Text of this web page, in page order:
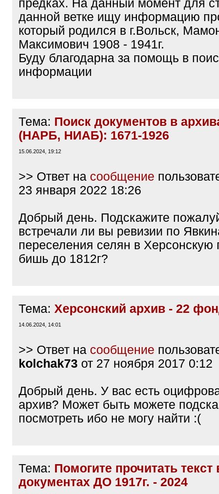
предках. На данный момент для
данной ветке ищу информацию
который родился в г.Вольск,
Максимович 1908 - 1941г.
Буду благодарна за помощь в
информации
Тема: Поиск документов в
(НАРБ, НИАБ): 1671-1926
15.06.2024, 19:12
>> Ответ на сообщение
23 января 2022 18:26
Добрый день. Подскажите
встречали ли вы ревизии по
переселения селян в Херсонскую
бишь до 1812г?
Тема: Херсонский архив - 22
14.06.2024, 14:01
>> Ответ на сообщение
kolchak73 от 27 ноября 2017 0:12
Добрый день. У вас есть
архив? Может быть можете
посмотреть ибо не могу найти :(
Тема: Помогите прочитать текст
документах ДО 1917г. - 2024